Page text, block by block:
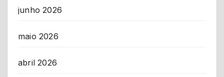
junho 2026
maio 2026
abril 2026